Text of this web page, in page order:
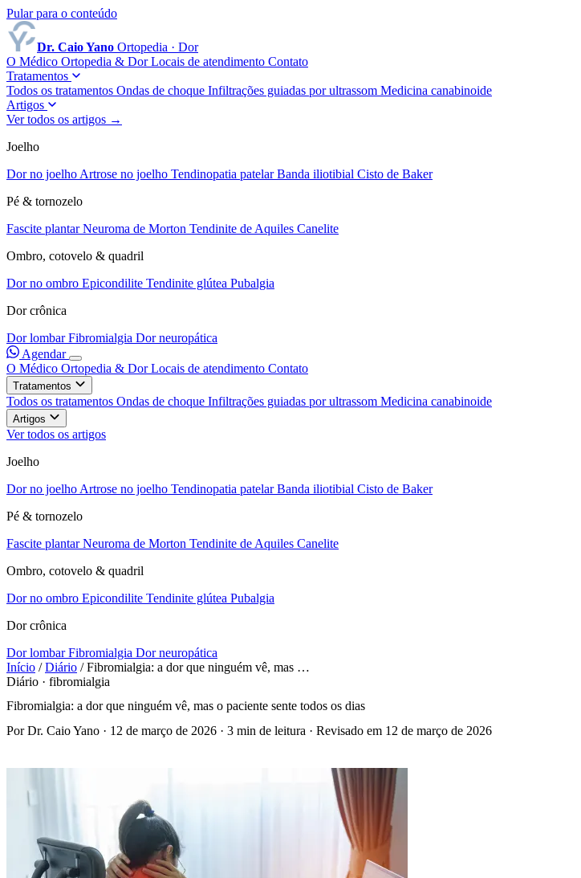
Pular para o conteúdo
Dr. Caio Yano Ortopedia · Dor
O Médico Ortopedia & DorLocais de atendimento Contato
Tratamentos
Todos os tratamentos Ondas de choque Infiltrações guiadas por ultrassom Medicina canabinoide
Artigos
Ver todos os artigos →
Joelho
Dor no joelho Artrose no joelho Tendinopatia patelarBanda iliotibial Cisto de Baker
Pé & tornozelo
Fascite plantarNeuroma de Morton Tendinite de Aquiles Canelite
Ombro, cotovelo & quadril
Dor no ombro Epicondilite Tendinite glútea Pubalgia
Dor crônica
Dor lombarFibromialgia Dor neuropática
Agendar
O Médico Ortopedia & DorLocais de atendimento Contato
Tratamentos
Todos os tratamentos Ondas de choque Infiltrações guiadas por ultrassom Medicina canabinoide
Artigos
Ver todos os artigos
Joelho
Dor no joelho Artrose no joelho Tendinopatia patelarBanda iliotibial Cisto de Baker
Pé & tornozelo
Fascite plantarNeuroma de Morton Tendinite de Aquiles Canelite
Ombro, cotovelo & quadril
Dor no ombro Epicondilite Tendinite glútea Pubalgia
Dor crônica
Dor lombarFibromialgia Dor neuropática
Início / Diário / Fibromialgia: a dor que ninguém vê, mas …
Diário · fibromialgia
Fibromialgia: a dor que ninguém vê, mas o paciente sente todos os dias
Por Dr. Caio Yano · 12 de março de 2026 · 3 min de leitura · Revisado em 12 de março de 2026